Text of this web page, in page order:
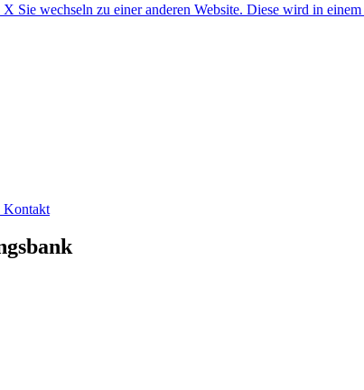
X Sie wechseln zu einer anderen Website. Diese wird in
Kontakt